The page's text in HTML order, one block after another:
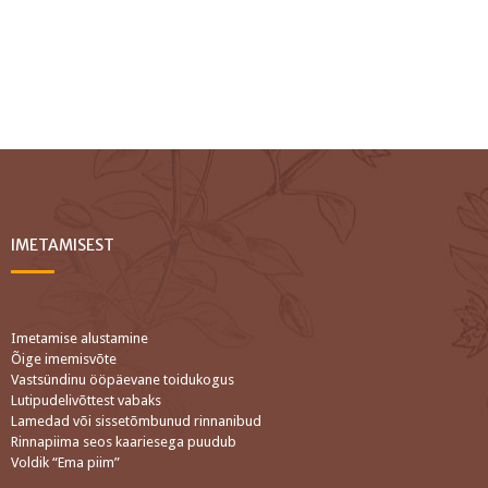
IMETAMISEST
Imetamise alustamine
Õige imemisvõte
Vastsündinu ööpäevane toidukogus
Lutipudelivõttest vabaks
Lamedad või sissetõmbunud rinnanibud
Rinnapiima seos kaariesega puudub
Voldik “Ema piim”